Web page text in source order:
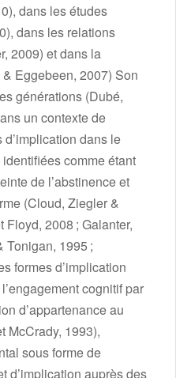
dans les études
dans les relations
2009) et dans la
Eggebeen, 2007) Son
générations (Dubé,
un contexte de
dans le
comme étant
de l’abstinence et
(Cloud, Ziegler &
2008 ; Galanter,
Tonigan, 1995 ;
formes d’implication
cognitif par
d’appartenance au
McCrady, 1993),
sous forme de
d’implication auprès des